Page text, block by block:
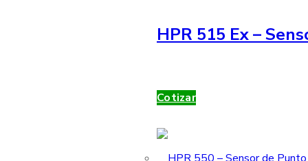
HPR 515 Ex –
Cotizar